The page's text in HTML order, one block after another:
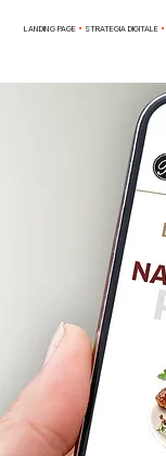
LANDING PAGE • STRATEGIA DIGITALE •